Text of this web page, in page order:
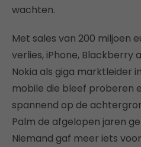
wachten.
Met sales van 200 miljoen
verlies, iPhone, Blackberry
Nokia als giga marktleider
mobile die bleef proberen
spannend op de
Palm de afgelopen jaren
Niemand gaf meer iets